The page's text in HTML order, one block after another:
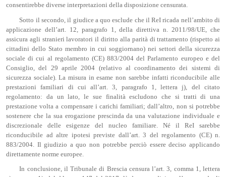
consentirebbe diverse interpretazioni della disposizione censurata.
Sotto il secondo, il giudice a quo esclude che il ReI ricada nell’ambito di
applicazione dell’art. 12, paragrafo 1, della direttiva n. 2011/98/UE, che
assicura agli stranieri lavoratori il diritto alla parità di trattamento (rispetto ai
cittadini dello Stato membro in cui soggiornano) nei settori della sicurezza
sociale di cui al regolamento (CE) 883/2004 del Parlamento europeo e del
Consiglio, del 29 aprile 2004 (relativo al coordinamento dei sistemi di
sicurezza sociale). La misura in esame non sarebbe infatti riconducibile alle
prestazioni familiari di cui all’art. 3, paragrafo 1, lettera j), del citato
regolamento: da un lato, le sue finalità escludono che si tratti di una
prestazione volta a compensare i carichi familiari; dall’altro, non si potrebbe
sostenere che la sua erogazione prescinda da una valutazione individuale e
discrezionale delle esigenze del nucleo familiare. Né il ReI sarebbe
riconducibile ad altre ipotesi previste dall’art. 3 del regolamento (CE) n.
883/2004. Il giudizio a quo non potrebbe perciò essere deciso applicando
direttamente norme europee.
In conclusione, il Tribunale di Brescia censura l’art. 3, comma 1, lettera